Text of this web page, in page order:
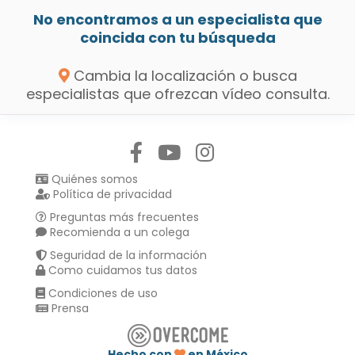
No encontramos a un especialista que
coincida con tu búsqueda
Cambia la localización o busca
especialistas que ofrezcan vídeo consulta.
Quiénes somos
Política de privacidad
Preguntas más frecuentes
Recomienda a un colega
Seguridad de la información
Como cuidamos tus datos
Condiciones de uso
Prensa